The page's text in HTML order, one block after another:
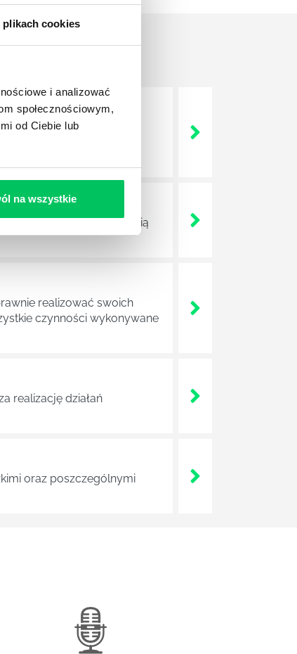
plikach cookies
i analizować
społecznościowym,
od Ciebie lub
na wszystkie
związanych z
a ich praca stanowi
biznesowych. Z pewnością
realizować swoich
czynności wykonywane
realizację działań
oraz poszczególnymi